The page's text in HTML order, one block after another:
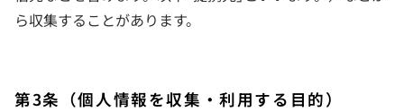
ら収集することがあります。
第3条（個人情報を収集・利用する目的）